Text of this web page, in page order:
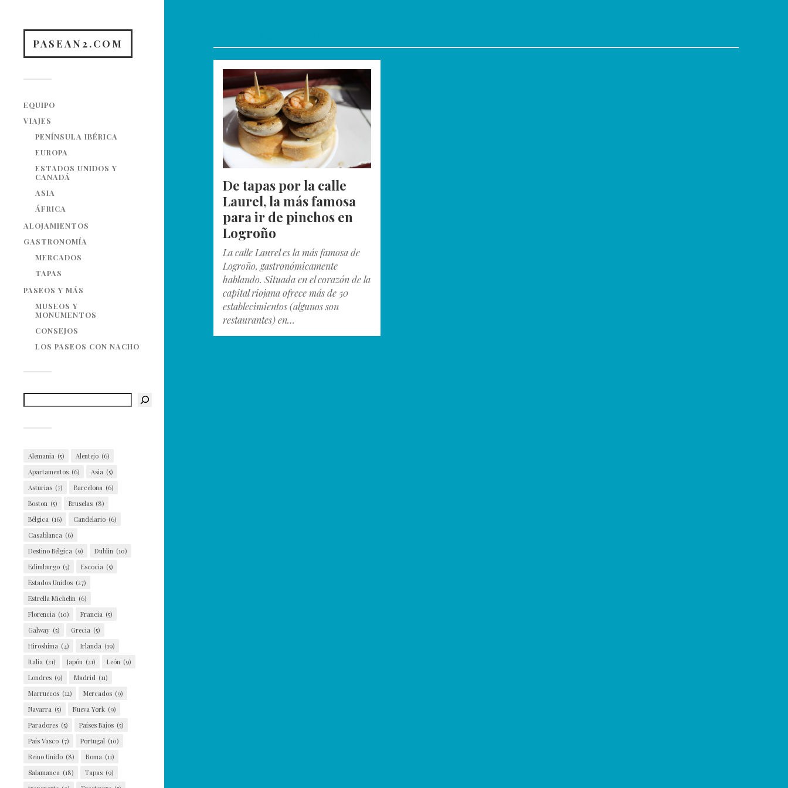
PASEAN2.COM
EQUIPO
VIAJES
PENÍNSULA IBÉRICA
EUROPA
ESTADOS UNIDOS Y
CANADÁ
ASIA
ÁFRICA
ALOJAMIENTOS
GASTRONOMÍA
MERCADOS
TAPAS
PASEOS Y MÁS
MUSEOS Y
MONUMENTOS
CONSEJOS
LOS PASEOS CON NACHO
Alemania (5) Alentejo (6)
Apartamentos (6) Asia (5)
Asturias (7) Barcelona (6)
Boston (5) Bruselas (8)
Bélgica (16) Candelario (6)
Casablanca (6)
Destino Bélgica (9) Dublin (10)
Edimburgo (5) Escocia (5)
Estados Unidos (27)
Estrella Michelin (6)
Florencia (10) Francia (5)
Galway (5) Grecia (5)
Hiroshima (4) Irlanda (19)
Italia (21) Japón (21) León (9)
Londres (9) Madrid (11)
Marruecos (12) Mercados (9)
Navarra (5) Nueva York (9)
Paradores (5) Países Bajos (5)
País Vasco (7) Portugal (10)
Reino Unido (8) Roma (11)
Salamanca (18) Tapas (9)
De tapas por la calle
Laurel, la más famosa
para ir de pinchos en
Logroño
La calle Laurel es la más famosa de
Logroño, gastronómicamente
hablando. Situada en el corazón de la
capital riojana ofrece más de 50
establecimientos (algunos son
restaurantes) en…